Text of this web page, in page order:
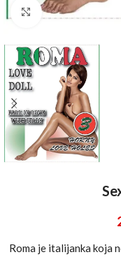
Click to enlarge
Roma je italijanka koja